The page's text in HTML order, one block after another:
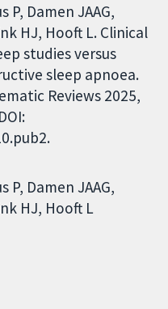
P, Damen JAAG,
HJ, Hooft L. Clinical
studies versus
sleep apnoea.
Reviews 2025,
P Damen JAAG
HJ Hooft L